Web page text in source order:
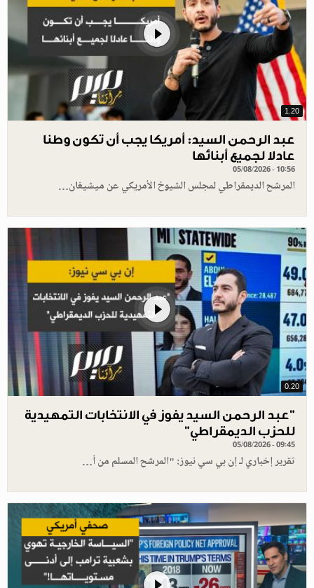
1.20
عبد الرحمن السيد: أمريكا يجب أن تكون وطنا
عادلا لجميع أبنائها
05/08/2026 - 10:56
المرشح الديمقراطي لمجلس الشيوخ الأمريكي عن ميشيغان…
0.20
"عبد الرحمن السيد يفوز في الانتخابات التمهيدية
للحزب الديمقراطي"
05/08/2026 - 09:45
تقرير إخباري لـ إن بي سي نيوز: "المرشح المسلم من أ…